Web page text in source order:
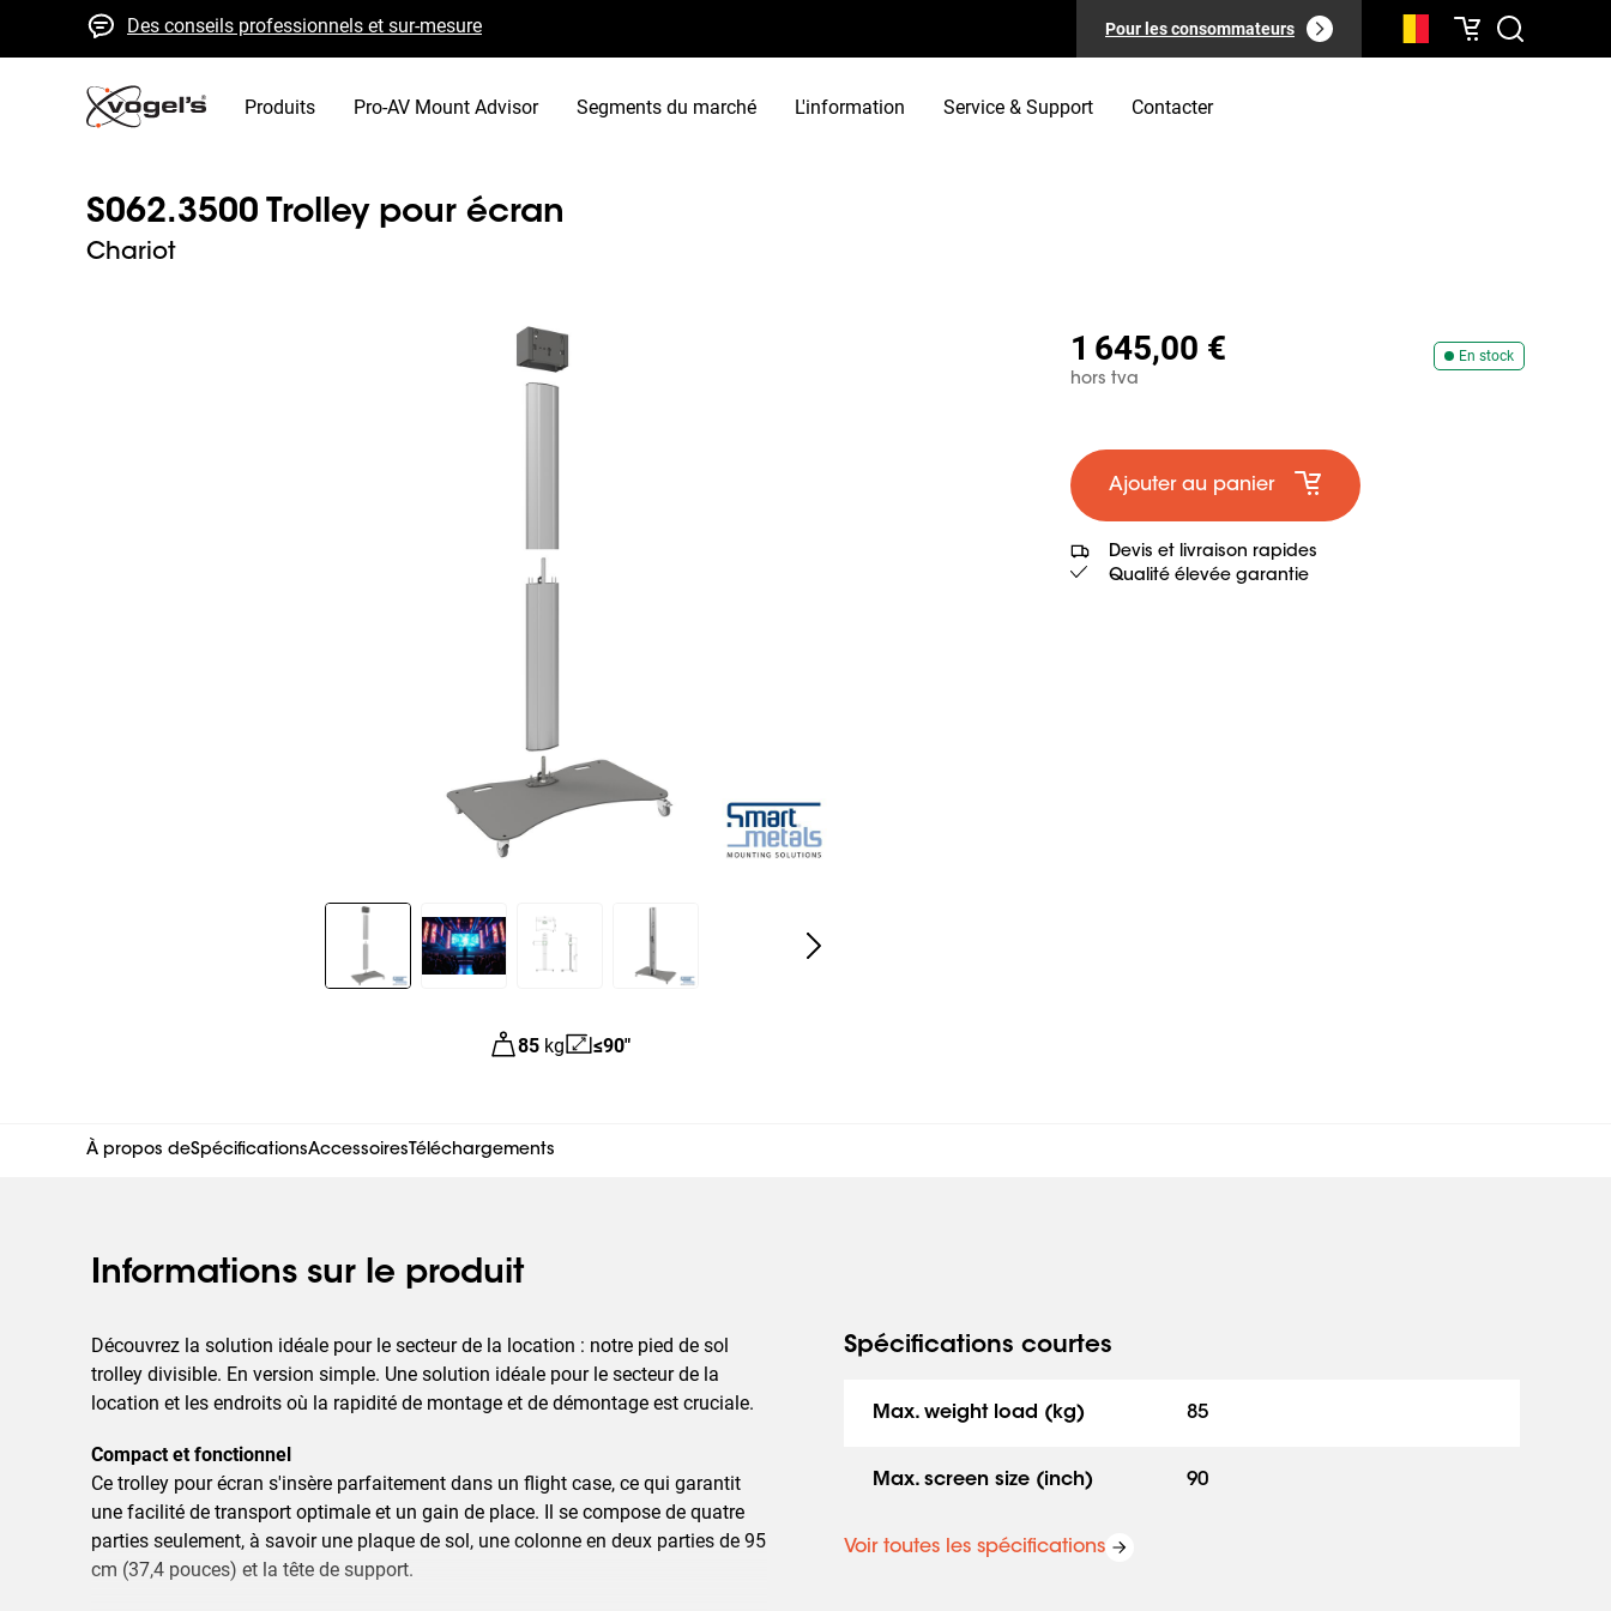
Qualité élevée garantie
Pour les consommateurs
Produits Pro-AV Mount Advisor Segments du marché L'information Service & Support Contacter
S062.3500 Trolley pour écran
Chariot
Slide 1 of 4
85 kg ≤90"
En stock
1 645,00 €
hors tva
Ajouter au panier
Devis et livraison rapides
Qualité élevée garantie
À propos deSpécificationsAccessoires Téléchargements
Informations sur le produit
Découvrez la solution idéale pour le secteur de la location : notre pied de sol
trolley divisible. En version simple. Une solution idéale pour le secteur de la
location et les endroits où la rapidité de montage et de démontage est cruciale.
Compact et fonctionnel
Ce trolley pour écran s'insère parfaitement dans un flight case, ce qui garantit
une facilité de transport optimale et un gain de place. Il se compose de quatre
parties seulement, à savoir une plaque de sol, une colonne en deux parties de 95
cm (37,4 pouces) et la tête de support.
Spécifications courtes
Max. weight load (kg) 85
Max. screen size (inch) 90
Voir toutes les spécifications